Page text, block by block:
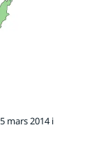
mars 2014 i